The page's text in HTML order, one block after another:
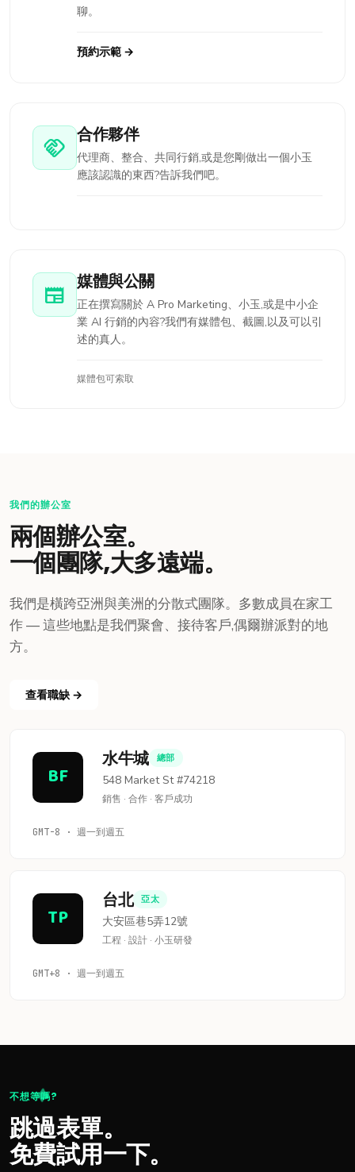
聊。
預約示範 →
handshake 合作夥伴
代理商、整合、共同行銷,或是您剛做出一個小玉
應該認識的東西?告訴我們吧。
newspaper 媒體與公關
正在撰寫關於 A Pro Marketing、小玉,或是中小企
業 AI 行銷的內容?我們有媒體包、截圖,以及可以引
述的真人。
媒體包可索取
我們的辦公室
兩個辦公室。
一個團隊,大多遠端。
我們是橫跨亞洲與美洲的分散式團隊。多數成員在家工
作 — 這些地點是我們聚會、接待客戶,偶爾辦派對的地
方。
查看職缺 →
BF
水牛城 總部
548 Market St #74218
銷售 · 合作 · 客戶成功
GMT-8 · 週一到週五
TP
台北 亞太
大安區巷5弄12號
工程 · 設計 · 小玉研發
GMT+8 · 週一到週五
不想等嗎?
跳過表單。
免費試用一下。